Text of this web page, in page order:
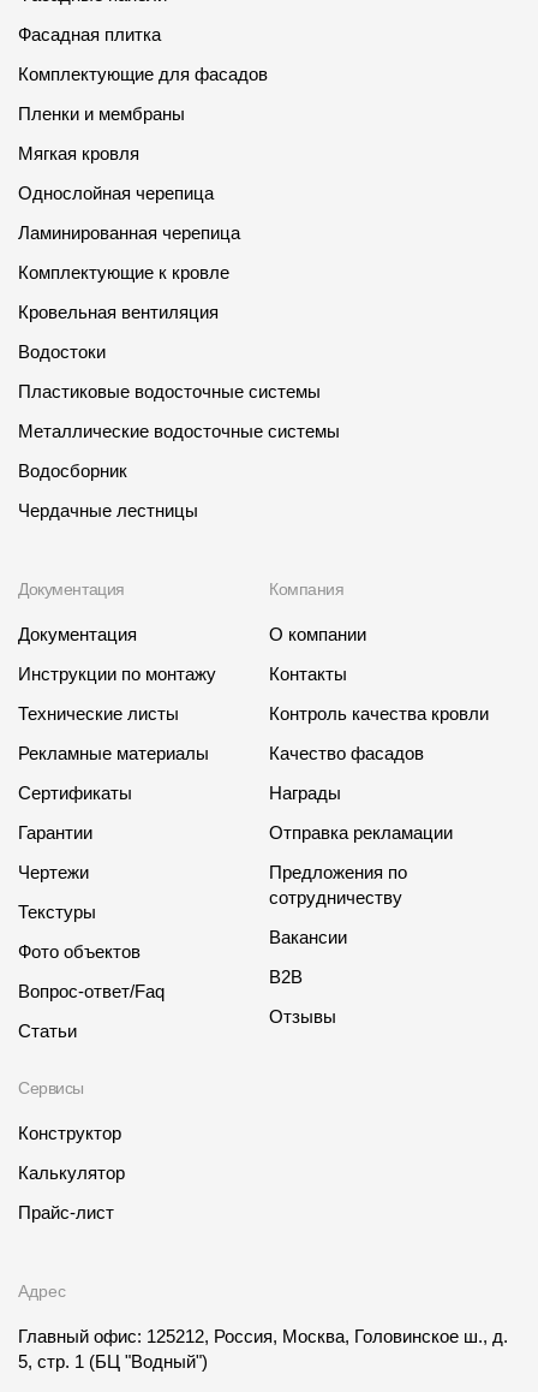
Фасадная плитка
Комплектующие для фасадов
Пленки и мембраны
Мягкая кровля
Однослойная черепица
Ламинированная черепица
Комплектующие к кровле
Кровельная вентиляция
Водостоки
Пластиковые водосточные системы
Металлические водосточные системы
Водосборник
Чердачные лестницы
Документация
Документация
Инструкции по монтажу
Технические листы
Рекламные материалы
Сертификаты
Гарантии
Чертежи
Текстуры
Фото объектов
Вопрос-ответ/Faq
Статьи
Сервисы
Конструктор
Калькулятор
Прайс-лист
Компания
О компании
Контакты
Контроль качества кровли
Качество фасадов
Награды
Отправка рекламации
Предложения по
сотрудничеству
Вакансии
B2B
Отзывы
Адрес
Главный офис: 125212, Россия, Москва, Головинское ш., д.
5, стр. 1 (БЦ "Водный")